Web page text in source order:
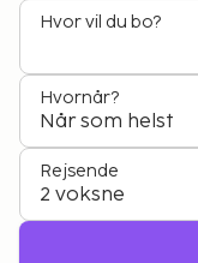
Hvor vil du bo?
Hvornår?
Når som helst
Rejsende
2 voksne